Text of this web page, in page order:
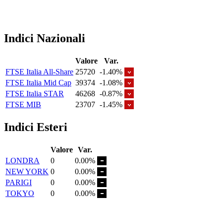
Indici Nazionali
Valore
Var.
FTSE Italia All-Share 25720 -1.40%
FTSE Italia Mid Cap 39374 -1.08%
FTSE Italia STAR
46268 -0.87%
FTSE MIB
23707 -1.45%
Indici Esteri
Valore Var.
LONDRA
0
0.00%
NEW YORK 0
0.00%
PARIGI
0
0.00%
TOKYO
0
0.00%